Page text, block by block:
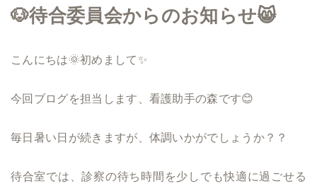
🐶待合委員会からのお知らせ😸
こんにちは🌞初めまして✨
今回ブログを担当します、看護助手の森です😊
毎日暑い日が続きますが、体調いかがでしょうか？？
待合室では、診察の待ち時間を少しでも快適に過ごせる